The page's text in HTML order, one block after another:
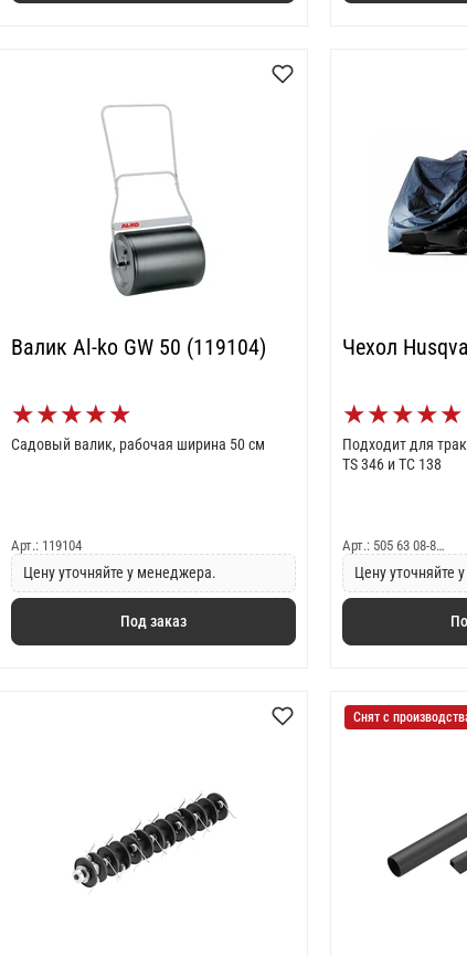
Валик Al-ko GW 50 (119104)
★★★★★
Садовый валик, рабочая ширина 50 см
Арт.: 119104
Цену уточняйте у менеджера.
Под заказ
Чехол
★★★★★
Подходит для
TS 346 и TC 138
Арт.: 505 63 08-8…
Цену уточняйте
Снят с